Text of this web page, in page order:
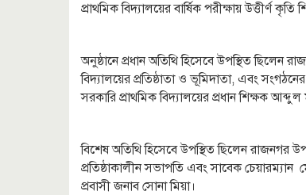
প্রাথমিক বিদ্যালয়ের বার্ষিক পরীক্ষায় উত্তীর্ণ কৃতি
অনুষ্ঠানে প্রধান অতিথি হিসেবে উপস্থিত ছিলেন
বিদ্যালয়ের প্রতিষ্ঠাতা ও ভূমিদাতা, এবং
সরকারি প্রাথমিক বিদ্যালয়ের প্রধান শিক্ষক আব্দুল
বিশেষ অতিথি হিসেবে উপস্থিত ছিলেন রাজনগর
প্রতিষ্ঠাকালীন সভাপতি এবং সাবেক
প্রবাসী জনাব সোনা মিয়া।